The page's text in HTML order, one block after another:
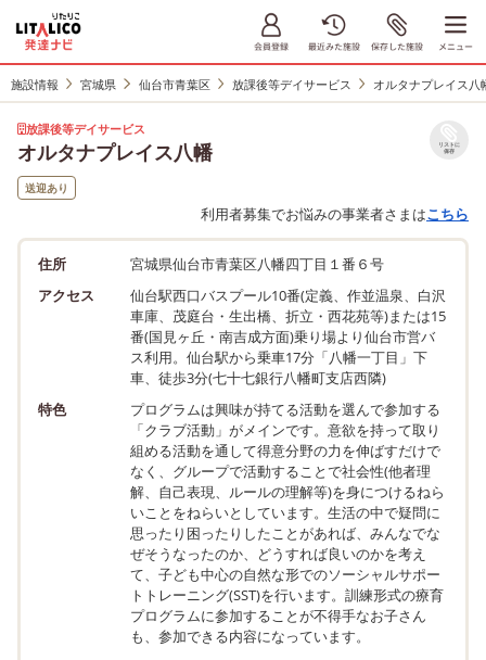
施設情報 宮城県 仙台市青葉区 放課後等デイサービス オルタナプレイス八
放課後等デイサービス
オルタナプレイス八幡 リストに
保存
送迎あり
利用者募集でお悩みの事業者さまはこちら
住所
宮城県仙台市青葉区八幡四丁目１番６号
アクセス
仙台駅西口バスプール10番(定義、作並温泉、白沢
車庫、茂庭台・生出橋、折立・西花苑等)または15
番(国見ヶ丘・南吉成方面)乗り場より仙台市営バ
ス利用。仙台駅から乗車17分「八幡一丁目」下
車、徒歩3分(七十七銀行八幡町支店西隣)
特色
プログラムは興味が持てる活動を選んで参加する
「クラブ活動」がメインです。意欲を持って取り
組める活動を通して得意分野の力を伸ばすだけで
なく、グループで活動することで社会性(他者理
解、自己表現、ルールの理解等)を身につけるねら
いことをねらいとしています。生活の中で疑問に
思ったり困ったりしたことがあれば、みんなでな
ぜそうなったのか、どうすれば良いのかを考え
て、子ども中心の自然な形でのソーシャルサポー
トトレーニング(SST)を行います。訓練形式の療育
プログラムに参加することが不得手なお子さん
も、参加できる内容になっています。